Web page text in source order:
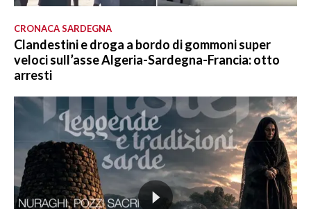
CRONACA SARDEGNA
Clandestini e droga a bordo di gommoni super
veloci sull’asse Algeria-Sardegna-Francia: otto
arresti